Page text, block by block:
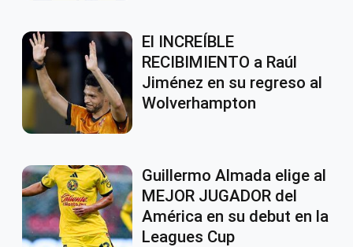
El INCREÍBLE
RECIBIMIENTO a Raúl
Jiménez en su regreso al
Wolverhampton
Guillermo Almada elige al
MEJOR JUGADOR del
América en su debut en la
Leagues Cup